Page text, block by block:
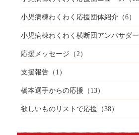
小児病棟わくわく応援団体紹介 （6）
小児病棟わくわく横断団アンバサダー
応援メッセージ （2）
支援報告（1）
橋本選手からの応援 （13）
欲しいものリストで応援 （38）